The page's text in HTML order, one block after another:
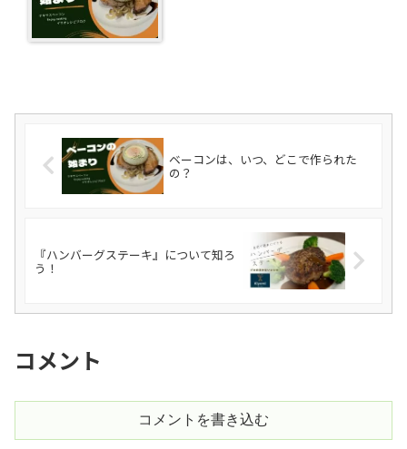
ベーコンは、いつ、どこで作られた
の？
『ハンバーグステーキ』について知ろ
う！
コメント
コメントを書き込む